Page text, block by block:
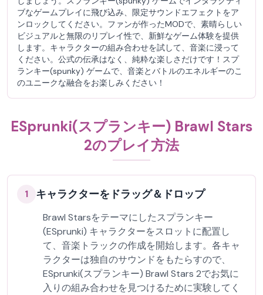
ブなゲームプレイに飛び込み、限定サウンドエフェクトをア
ンロックしてください。ファンが作ったMODで、素晴らしい
ビジュアルと無限のリプレイ性で、新鮮なゲーム体験を提供
します。キャラクターの組み合わせを試して、音楽に浸って
ください。公式の伝承はなく、純粋な楽しさだけです！スプ
ランキー(spunky) ゲームで、音楽とバトルのエネルギーのこ
のユニークな融合をお楽しみください！
ESprunki(スプランキー) Brawl Stars
2のプレイ方法
1 キャラクターをドラッグ＆ドロップ
Brawl Starsをテーマにしたスプランキー
(ESprunki) キャラクターをスロットに配置し
て、音楽トラックの作成を開始します。各キャ
ラクターは独自のサウンドをもたらすので、
ESprunki(スプランキー) Brawl Stars 2でお気に
入りの組み合わせを見つけるために実験してく